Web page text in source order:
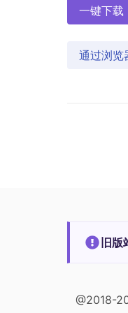
一键下载
通过浏览
旧
@2018-